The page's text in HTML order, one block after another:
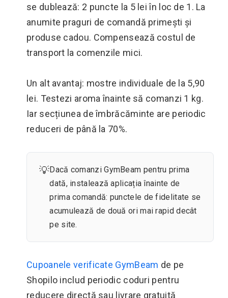
se dublează: 2 puncte la 5 lei în loc de 1. La
anumite praguri de comandă primești și
produse cadou. Compensează costul de
transport la comenzile mici.
Un alt avantaj: mostre individuale de la 5,90
lei. Testezi aroma înainte să comanzi 1 kg.
Iar secțiunea de îmbrăcăminte are periodic
reduceri de până la 70%.
💡Dacă comanzi GymBeam pentru prima
dată, instalează aplicația înainte de
prima comandă: punctele de fidelitate se
acumulează de două ori mai rapid decât
pe site.
Cupoanele verificate GymBeam de pe
Shopilo includ periodic coduri pentru
reducere directă sau livrare gratuită